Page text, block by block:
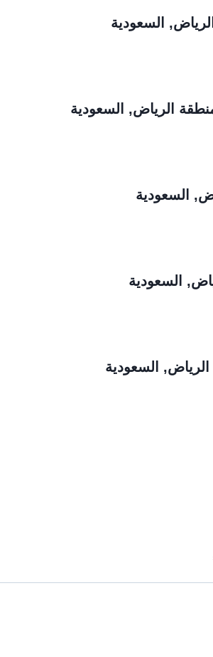
السعودية
الرياض, السعودية
السعودية
السعودية
السعودية